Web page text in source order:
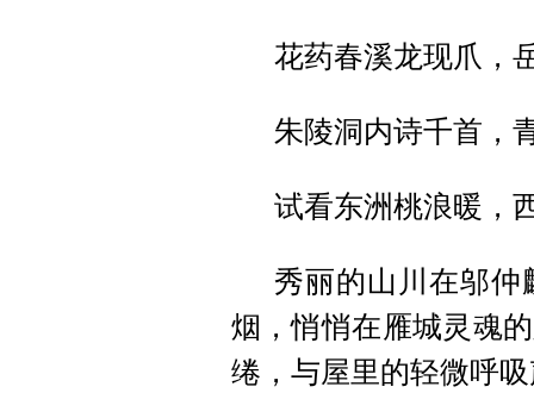
花药春溪龙现爪，
朱陵洞内诗千首，
试看东洲桃浪暖，
秀丽的山川在邬仲
烟，悄悄在雁城灵魂
绻，与屋里的轻微呼